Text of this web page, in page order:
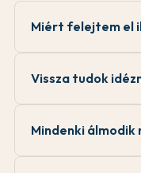
Miért felejtem el
Vissza tudok
Mindenki álmodik